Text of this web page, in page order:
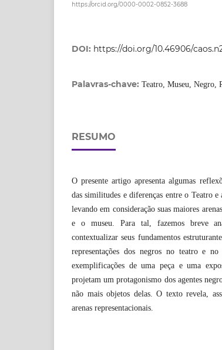
https://orcid.org/0000-0002-0852-3688
DOI: https://doi.org/10.46906/
Palavras-chave: Teatro, Museu, Negro,
RESUMO
O presente artigo apresenta algumas
das similitudes e diferenças entre o Teatro
levando em consideração suas maiores
e o museu. Para tal, fazemos breve
contextualizar seus fundamentos
representações dos negros no teatro e
exemplificações de uma peça e uma
projetam um protagonismo dos agentes
não mais objetos delas. O texto revela,
arenas representacionais.